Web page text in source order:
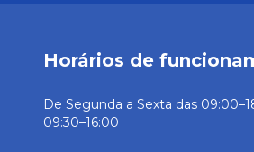
Horários de
De Segunda a Sexta das
09:30–16:00